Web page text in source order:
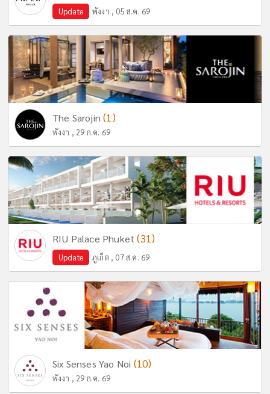
Update พังงา , 05 ส.ค. 69
The Sarojin(1)
พังงา , 29 ก.ค. 69
RIU Palace Phuket(31)
Update ภูเก็ต , 07 ส.ค. 69
Six Senses Yao Noi (10)
พังงา , 29 ก.ค. 69